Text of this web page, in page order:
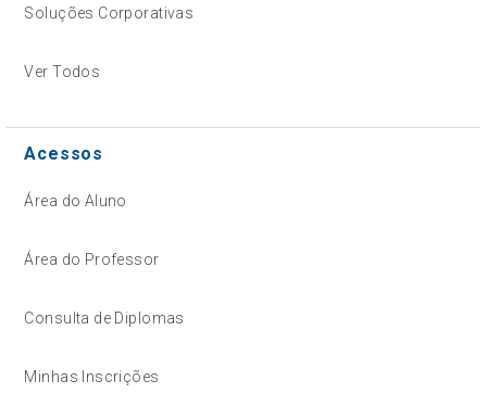
Soluções Corporativas
Ver Todos
Acessos
Área do Aluno
Área do Professor
Consulta de Diplomas
Minhas Inscrições